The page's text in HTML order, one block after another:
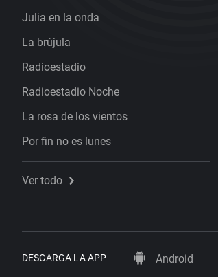
Julia en la onda
La brújula
Radioestadio
Radioestadio Noche
La rosa de los vientos
Por fin no es lunes
Ver todo
DESCARGA LA APP Android